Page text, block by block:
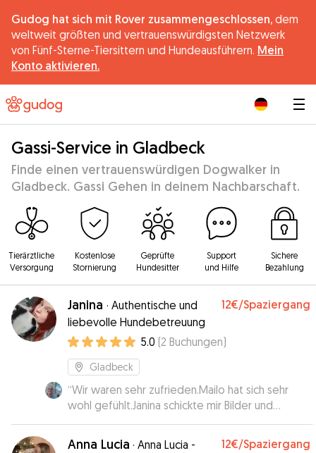
Gudog hat sich mit Rover zusammengeschlossen, dem
weltweit größten und vertrauenswürdigsten Netzwerk
von Fünf-Sterne-Tiersittern und Hundeausführern. Mein
Konto aktivieren.
Gassi-Service in Gladbeck
Finde einen vertrauenswürdigen Dogwalker in
Gladbeck. Gassi Gehen in deinem Nachbarschaft.
Tierärztliche
Versorgung
Kostenlose
Stornierung
Geprüfte
Hundesitter
Support
und Hilfe
Sichere
Bezahlung
Janina · Authentische und
liebevolle Hundebetreuung
12€/Spaziergang
5.0 (2 Buchungen)
Gladbeck
“Wir waren sehr zufrieden.Mailo hat sich sehr
wohl gefühlt.Janina schickte mir Bilder und
Informationen wie es ihm ging.Immer wieder
gerne bei ihr.
Anna Lucia · Anna Lucia -
12€/Spaziergang